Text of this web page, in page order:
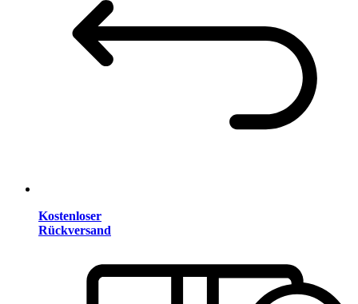
Kostenloser
Rückversand